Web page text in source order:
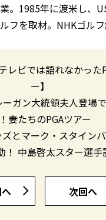
。1985年に渡米し、
フを取材。NHKゴルフ
レビでは語れなかった
ー】
ガン大統領夫人登場
妻たちのPGAツアー
とマーク・スタイン
！ 中島啓太スター選
次回へ